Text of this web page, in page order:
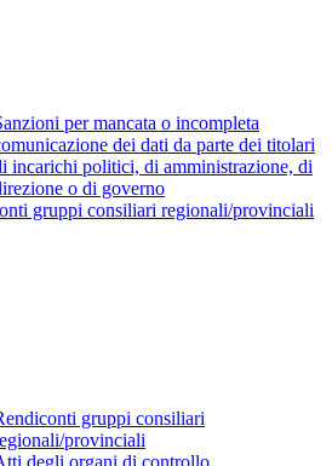
per mancata o incompleta
dei dati da parte dei titolari
incarichi politici, di amministrazione, di
o di governo
gruppi consiliari regionali/provinciali
gruppi consiliari
provinciali